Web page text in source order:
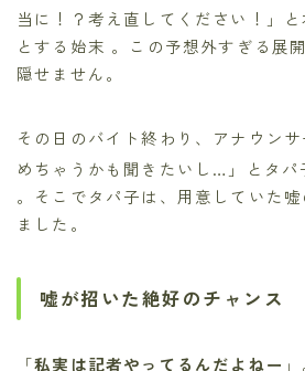
当に！？考え直してください！」
とする始末 。この予想外すぎる展
隠せません。
その日のバイト終わり、アナウン
めちゃうかも聞きたいし…」とタパ
。そこでタパ子は、用意していた
ました。
嘘が招いた絶好のチャンス
「私実は記者やってるんだよねー